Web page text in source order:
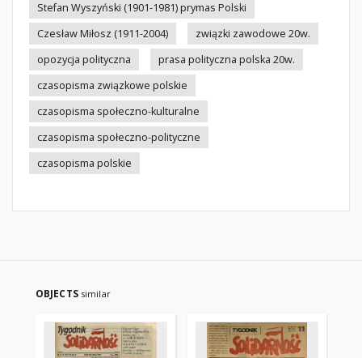
Stefan Wyszyński (1901-1981) prymas Polski
Czesław Miłosz (1911-2004)
związki zawodowe 20w.
opozycja polityczna
prasa polityczna polska 20w.
czasopisma związkowe polskie
czasopisma społeczno-kulturalne
czasopisma społeczno-polityczne
czasopisma polskie
OBJECTS similar